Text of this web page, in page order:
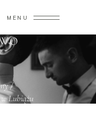
MENU
/
Lubiążu